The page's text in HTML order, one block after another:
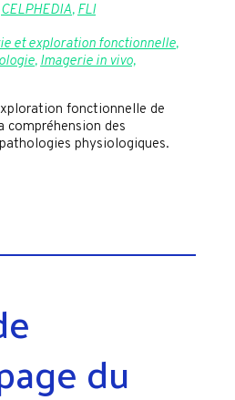
CELPHEDIA, FLI
et exploration fonctionnelle,
, Imagerie in vivo,
fonctionnelle de
compréhension des
physiologiques.
du